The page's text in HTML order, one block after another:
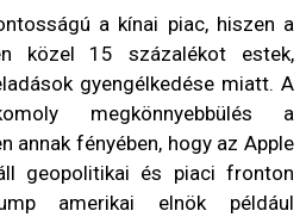
a kínai piac, hiszen a
közel 15 százalékot estek,
gyengélkedése miatt. A
megkönnyebbülés a
annak fényében, hogy az Apple
geopolitikai és piaci fronton
amerikai elnök például